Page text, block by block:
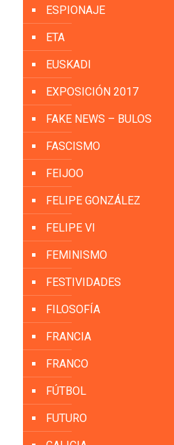
ESPIONAJE
ETA
EUSKADI
EXPOSICIÓN 2017
FAKE NEWS – BULOS
FASCISMO
FEIJOO
FELIPE GONZÁLEZ
FELIPE VI
FEMINISMO
FESTIVIDADES
FILOSOFÍA
FRANCIA
FRANCO
FÚTBOL
FUTURO